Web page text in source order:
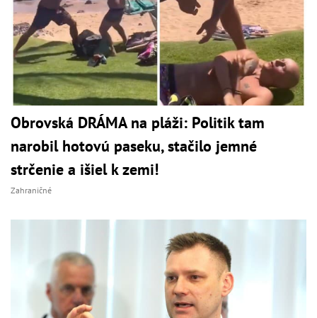
Obrovská DRÁMA na pláži: Politik tam
narobil hotovú paseku, stačilo jemné
strčenie a išiel k zemi!
Zahraničné